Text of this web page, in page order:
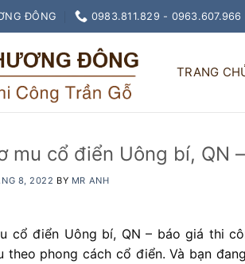
ĐÔNG 0983.811.829 - 0963.607.966
TRANG
mu cổ điển Uông bí, QN
8, 2022 BY MR ANH
cổ điển Uông bí, QN – báo giá thi
theo phong cách cổ điển. Và bạn